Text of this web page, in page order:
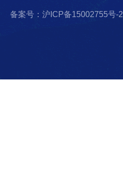
备案号：沪ICP备15002755号-2